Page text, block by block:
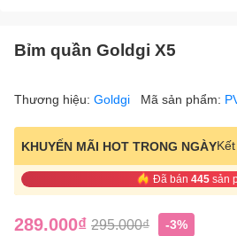
Bỉm quần Goldgi X5
Thương hiệu: Goldgi Mã sản phẩm:
KHUYẾN MÃI HOT TRONG NGÀY
Đã bán 445 sản
289.000₫ 295.000₫
-3%